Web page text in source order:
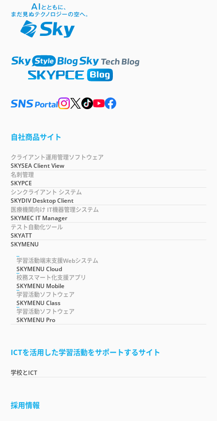
自社商品サイト
クライアント運用管理ソフトウェア
SKYSEA Client View
名刺管理
SKYPCE
シンクライアント システム
SKYDIV Desktop Client
医療機関向け IT機器管理システム
SKYMEC IT Manager
テスト自動化ツール
SKYATT
SKYMENU
学習活動端末支援Webシステム
SKYMENU Cloud
校務スマート化支援アプリ
SKYMENU Mobile
学習活動ソフトウェア
SKYMENU Class
学習活動ソフトウェア
SKYMENU Pro
ICTを活用した学習活動をサポートするサイト
学校とICT
採用情報